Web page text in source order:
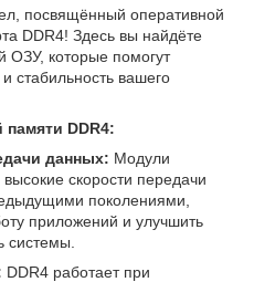
посвящённый оперативной
DDR4! Здесь вы найдёте
ОЗУ, которые помогут
стабильность вашего
DDR4:
данных: Модули
скорости передачи
поколениями,
приложений и улучшить
системы.
DDR4 работает при